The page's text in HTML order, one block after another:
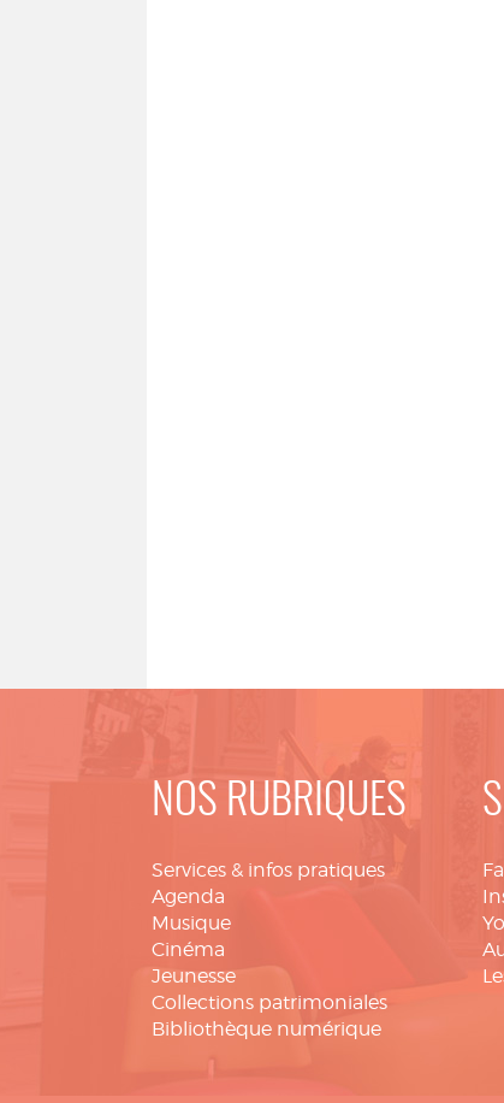
NOS RUBRIQUES
Services & infos pratiques
Agenda
Musique
Cinéma
Jeunesse
Collections patrimoniales
Bibliothèque numérique